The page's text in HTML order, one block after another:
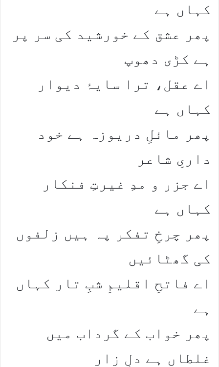
کہاں ہے​
​پھر عشق کے خورشید کی سر پر
ہے کڑی دھوپ​
اے عقل، ترا سایۂ دیوار
کہاں ہے​
​پھر مائلِ دریوزہ ہے خود
داریِ شاعر​
اے جزر و مدِ غیرتِ فنکار
کہاں ہے​
​پھر چرخِ تفکر پہ ہیں زلفوں
کی گھٹائیں​
اے فاتحِ اقلیمِ شبِ تار کہاں
ہے​
​پھر خواب کے گرداب میں
غلطاں ہے دلِ زار​